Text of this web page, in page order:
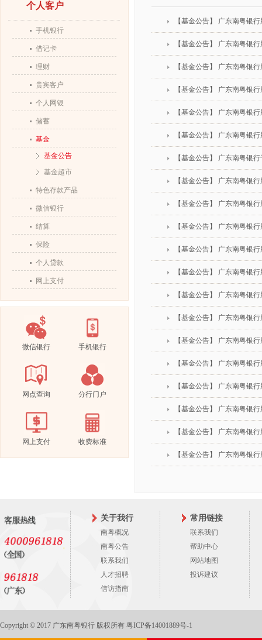
个人客户
手机银行
借记卡
理财
贵宾客户
个人网银
储蓄
基金
基金公告
基金超市
特色存款产品
微信银行
结算
保险
个人贷款
网上支付
微信银行 手机银行
网点查询 分行门户
网上支付 收费标准
【基金公告】 广东南粤银
【基金公告】 广东南粤银
【基金公告】 广东南粤银
【基金公告】 广东南粤银
【基金公告】 广东南粤银
【基金公告】 广东南粤银
【基金公告】 广东南粤银
【基金公告】 广东南粤银
【基金公告】 广东南粤银
【基金公告】 广东南粤银
【基金公告】 广东南粤银
【基金公告】 广东南粤银
【基金公告】 广东南粤银
【基金公告】 广东南粤银
【基金公告】 广东南粤银
【基金公告】 广东南粤银
【基金公告】 广东南粤银
【基金公告】 广东南粤银
【基金公告】 广东南粤银
【基金公告】 广东南粤银
关于我行
南粤概况
南粤公告
联系我们
人才招聘
信访指南
常用链接
联系我们
帮助中心
网站地图
投诉建议
Copyright © 2017 广东南粤银行 版权所有 粤ICP备14001889号-1